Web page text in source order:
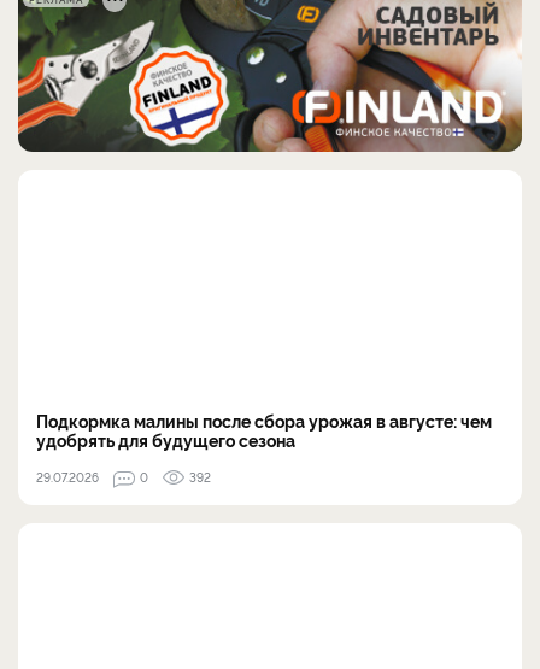
Подкормка малины после сбора урожая в августе: чем
удобрять для будущего сезона
29.07.2026 0 392